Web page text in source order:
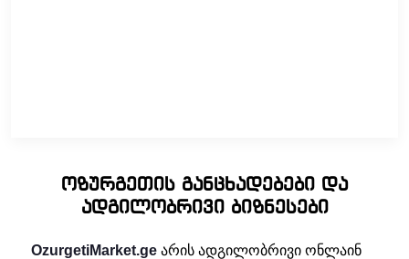
ოზურგეთის განცხადებები და
ადგილობრივი ბიზნესები
OzurgetiMarket.ge არის ადგილობრივი ონლაინ